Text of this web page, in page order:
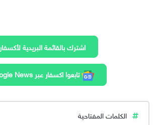
اشترك بالقائمة البريدية لأكسفار
تابعوا اكسفار عبر google News
الكلمات المفتاحية